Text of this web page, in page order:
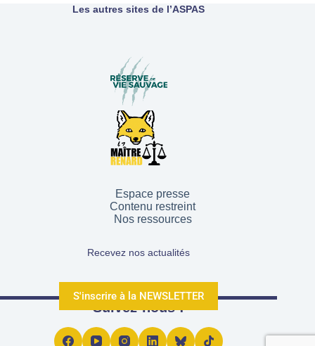
Les autres sites de l’ASPAS
Espace presse
Contenu restreint
Nos ressources
Recevez nos actualités
S'inscrire à la NEWSLETTER
Suivez-nous !